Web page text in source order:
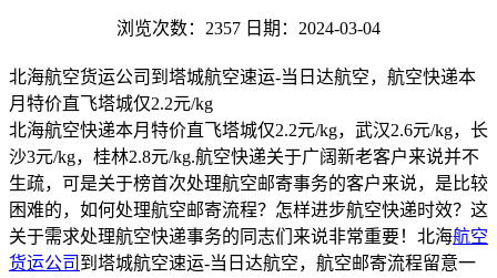
浏览次数：2357 日期：2024-03-04
北海航空货运公司到塔城航空速运-当日达航空，航空快递本
月特价直飞塔城仅2.2元/kg
北海航空快递本月特价直飞塔城仅2.2元/kg，武汉2.6元/kg，长
沙3元/kg，桂林2.8元/kg.航空快递关于广阔新老客户来说并不
生疏，可是关于榜首次处理航空邮寄事务的客户来说，是比较
困难的，如何处理航空邮寄流程？怎样进步航空快递时效？这
关于需求处理航空快递事务的同志们来说非常重要！北海航空
货运公司 到塔城航空速运-当日达航空，航空邮寄流程留意一